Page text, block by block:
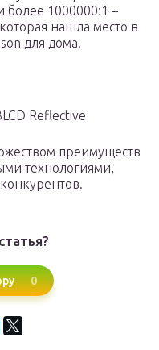
более 1000000:1 –
нашла место в
для дома.
Reflective
преимуществ
технологиями,
0